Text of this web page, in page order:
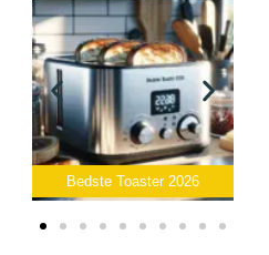
Bedste Elkedel 2026